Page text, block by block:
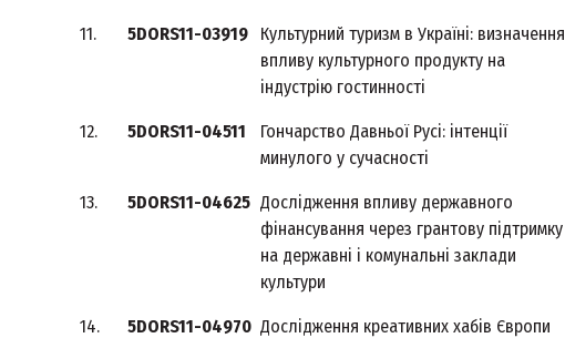
11. 5DORS11-03919
Культурний туризм в Україні: визначення
впливу культурного продукту на
індустрію гостинності
12. 5DORS11-04511
Гончарство Давньої Русі: інтенції
минулого у сучасності
13. 5DORS11-04625 Дослідження впливу державного
фінансування через грантову підтримку
на державні і комунальні заклади
культури
14. 5DORS11-04970 Дослідження креативних хабів Європи